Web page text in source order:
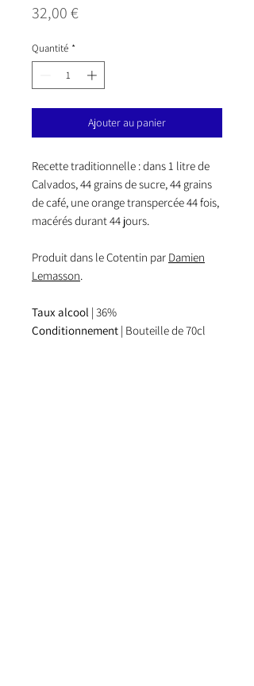
32,00 €Prix
Quantité *
Ajouter au panier
Recette traditionnelle : dans 1 litre de
Calvados, 44 grains de sucre, 44 grains
de café, une orange transpercée 44 fois,
macérés durant 44 jours.
Produit dans le Cotentin par Damien
Lemasson.
Taux alcool | 36%
Conditionnement | Bouteille de 70cl